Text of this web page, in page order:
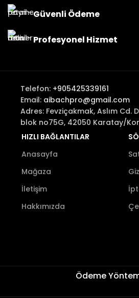
Güvenli Ödeme
Profesyonel Hizmet
Telefon: +905425339161
Email: aibachpro@gmail.com
Adres: Fevziçakmak, Aslım Cd.
blok no75G, 42050 Karatay/
HIZLI BAĞLANTILAR
Anasayfa
Mağaza
İletişim
Hakkımızda
Ödeme